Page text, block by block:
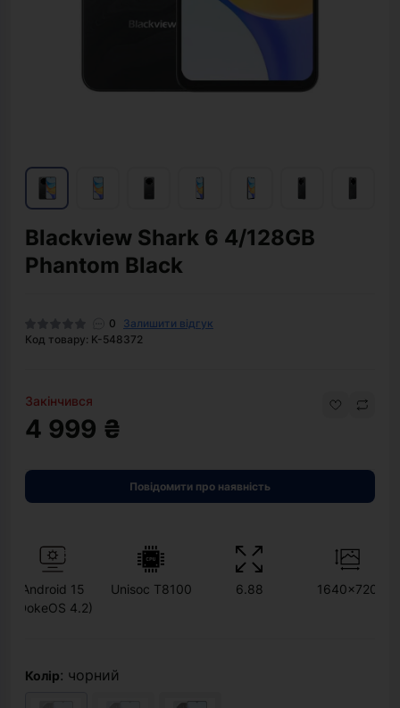
Blackview Shark 6 4/128GB
Phantom Black
0
Залишити відгук
Код товару: K-548372
Закінчився
4 999 ₴
Повідомити про наявність
Android 15
(DokeOS 4.2)
Unisoc T8100 6.88 1640x720
Колір: чорний